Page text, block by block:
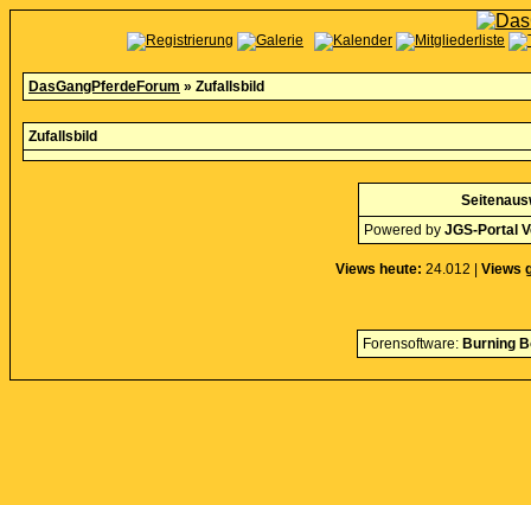
DasGangPferdeForum » Zufallsbild
Zufallsbild
Powered by JGS-Portal
Views heute: 24.012 | Views
Forensoftware: Burning